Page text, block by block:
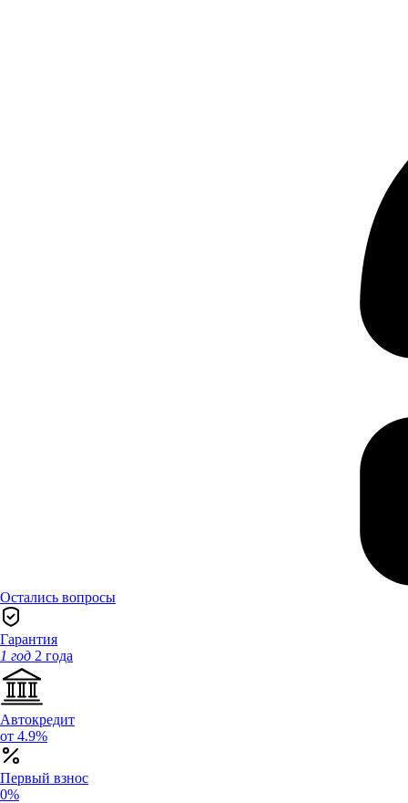
Остались вопросы
Гарантия
1 год 2 года
Автокредит
от 4.9%
Первый взнос
0%